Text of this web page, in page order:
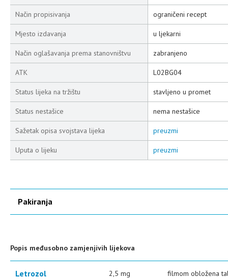
Način propisivanja ograničeni recept
Mjesto izdavanja u ljekarni
Način oglašavanja prema stanovništvu zabranjeno
ATK L02BG04
Status lijeka na tržištu stavljeno u promet
Status nestašice nema nestašice
Sažetak opisa svojstava lijeka preuzmi
Uputa o lijeku preuzmi
Pakiranja
Popis međusobno zamjenjivih lijekova
Letrozol 2,5 mg filmom obložena